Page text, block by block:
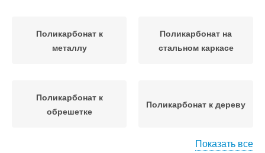
Поликарбонат к
металлу
Поликарбонат на
стальном каркасе
Поликарбонат к
обрешетке
Поликарбонат к дереву
Показать все